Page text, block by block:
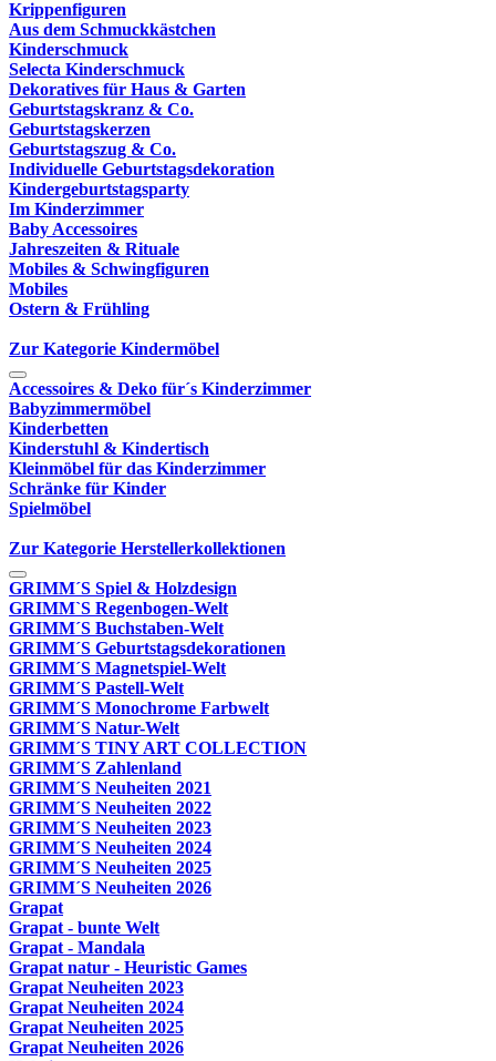
Krippenfiguren
Aus dem Schmuckkästchen
Kinderschmuck
Selecta Kinderschmuck
Dekoratives für Haus & Garten
Geburtstagskranz & Co.
Geburtstagskerzen
Geburtstagszug & Co.
Individuelle Geburtstagsdekoration
Kindergeburtstagsparty
Im Kinderzimmer
Baby Accessoires
Jahreszeiten & Rituale
Mobiles & Schwingfiguren
Mobiles
Ostern & Frühling
Zur Kategorie Kindermöbel
Accessoires & Deko für´s Kinderzimmer
Babyzimmermöbel
Kinderbetten
Kinderstuhl & Kindertisch
Kleinmöbel für das Kinderzimmer
Schränke für Kinder
Spielmöbel
Zur Kategorie Herstellerkollektionen
GRIMM´S Spiel & Holzdesign
GRIMM`S Regenbogen-Welt
GRIMM´S Buchstaben-Welt
GRIMM´S Geburtstagsdekorationen
GRIMM´S Magnetspiel-Welt
GRIMM´S Pastell-Welt
GRIMM´S Monochrome Farbwelt
GRIMM´S Natur-Welt
GRIMM´S TINY ART COLLECTION
GRIMM´S Zahlenland
GRIMM´S Neuheiten 2021
GRIMM´S Neuheiten 2022
GRIMM´S Neuheiten 2023
GRIMM´S Neuheiten 2024
GRIMM´S Neuheiten 2025
GRIMM´S Neuheiten 2026
Grapat
Grapat - bunte Welt
Grapat - Mandala
Grapat natur - Heuristic Games
Grapat Neuheiten 2023
Grapat Neuheiten 2024
Grapat Neuheiten 2025
Grapat Neuheiten 2026